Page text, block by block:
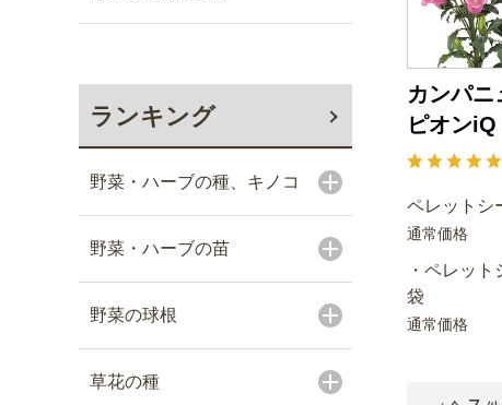
ランキング
野菜・ハーブの種、キノコ
野菜・ハーブの苗
野菜の球根
草花の種
カンパニ
ピオン
ペレットシ
通常価格
・ペレッ
袋
通常価格